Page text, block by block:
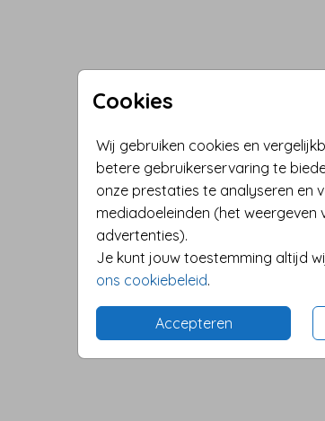
Cookies
Wij gebruiken cookies en
betere gebruikerservaring te
onze prestaties te analyseren en
mediadoeleinden (het weergeven
advertenties).
Je kunt jouw toestemming altijd
ons cookiebeleid.
Accepteren